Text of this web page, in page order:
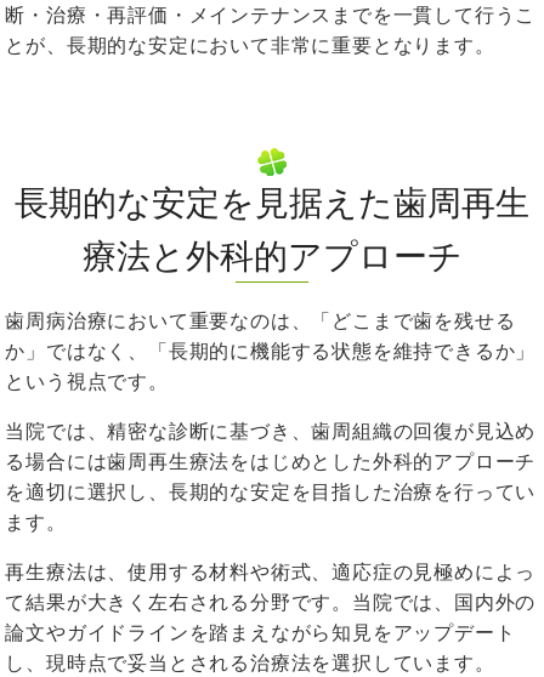
断・治療・再評価・メインテナンスまでを一貫して行うこ
とが、長期的な安定において非常に重要となります。
長期的な安定を見据えた歯周再生
療法と外科的アプローチ
歯周病治療において重要なのは、「どこまで歯を残せる
か」ではなく、「長期的に機能する状態を維持できるか」
という視点です。
当院では、精密な診断に基づき、歯周組織の回復が見込め
る場合には歯周再生療法をはじめとした外科的アプローチ
を適切に選択し、長期的な安定を目指した治療を行ってい
ます。
再生療法は、使用する材料や術式、適応症の見極めによっ
て結果が大きく左右される分野です。当院では、国内外の
論文やガイドラインを踏まえながら知見をアップデート
し、現時点で妥当とされる治療法を選択しています。